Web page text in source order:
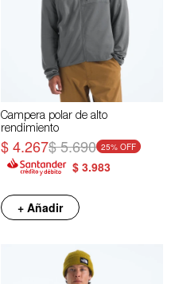
Campera polar de alto
rendimiento
$4.267$5.690 25
$ 3.983
+ Añadir